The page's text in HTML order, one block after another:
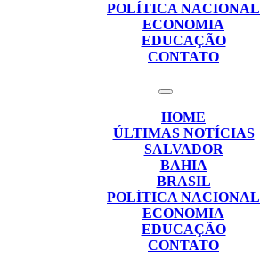
POLÍTICA NACIONAL
ECONOMIA
EDUCAÇÃO
CONTATO
HOME
ÚLTIMAS NOTÍCIAS
SALVADOR
BAHIA
BRASIL
POLÍTICA NACIONAL
ECONOMIA
EDUCAÇÃO
CONTATO